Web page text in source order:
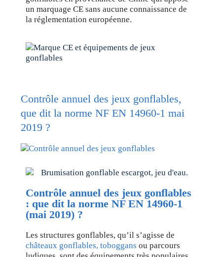
un marquage CE sans aucune connaissance de
la réglementation européenne.
Contrôle annuel des jeux gonflables,
que dit la norme NF EN 14960-1 mai
2019 ?
Contrôle annuel des jeux gonflables
: que dit la norme NF EN 14960-1
(mai 2019) ?
Les structures gonflables, qu’il s’agisse de
châteaux gonflables, toboggans ou parcours